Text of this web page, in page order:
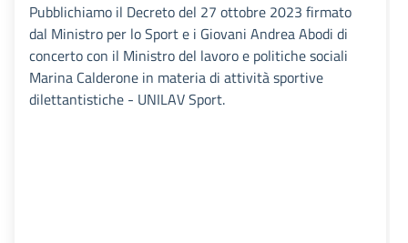
Pubblichiamo il Decreto del 27 ottobre 2023 firmato
dal Ministro per lo Sport e i Giovani Andrea Abodi di
concerto con il Ministro del lavoro e politiche sociali
Marina Calderone in materia di attività sportive
dilettantistiche - UNILAV Sport.